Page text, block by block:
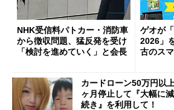
NHK受信料パトカー・消防車
から徴収問題、猛反発を受け
「検討を進めていく」と会長
ゲオが
2026」
古のス
カードローン50万円以
ヶ月停止して『大幅に
続き』を利用して！